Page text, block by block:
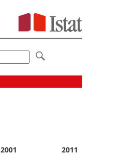
2001 2011